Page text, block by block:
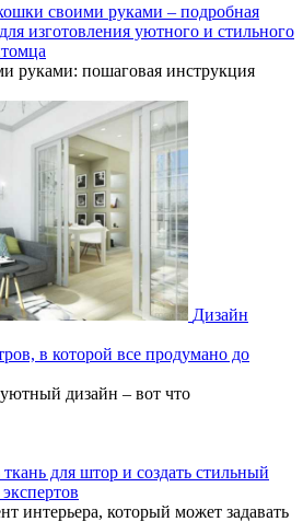
своими руками – подробная
изготовления уютного и стильного
руками: пошаговая инструкция
Дизайн
в которой все продумано до
дизайн – вот что
для штор и создать стильный
интерьера, который может задавать